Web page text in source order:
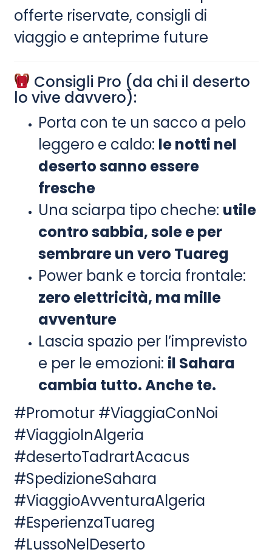
offerte riservate, consigli di
viaggio e anteprime future
Consigli Pro (da chi il deserto
lo vive davvero):
Porta con te un sacco a pelo
leggero e caldo: le notti nel
deserto sanno essere
fresche
Una sciarpa tipo cheche: utile
contro sabbia, sole e per
sembrare un vero Tuareg
Power bank e torcia frontale:
zero elettricità, ma mille
avventure
Lascia spazio per l’imprevisto
e per le emozioni: il Sahara
cambia tutto. Anche te.
#Promotur #ViaggiaConNoi
#ViaggioInAlgeria
#desertoTadrartAcacus
#SpedizioneSahara
#ViaggioAvventuraAlgeria
#EsperienzaTuareg
#LussoNelDeserto